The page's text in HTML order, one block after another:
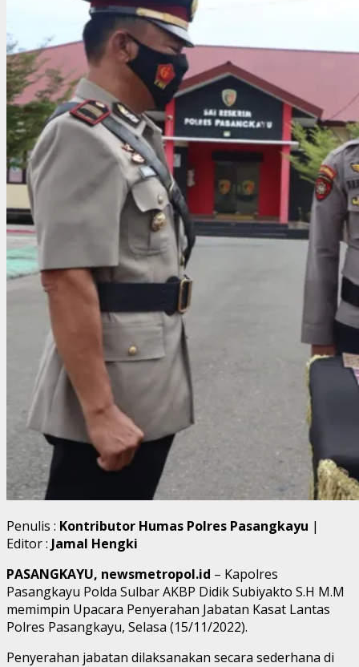
Penulis : Kontributor Humas Polres Pasangkayu |
Editor : Jamal Hengki
PASANGKAYU, newsmetropol.id – Kapolres
Pasangkayu Polda Sulbar AKBP Didik Subiyakto S.H M.M
memimpin Upacara Penyerahan Jabatan Kasat Lantas
Polres Pasangkayu, Selasa (15/11/2022).
Penyerahan jabatan dilaksanakan secara sederhana di